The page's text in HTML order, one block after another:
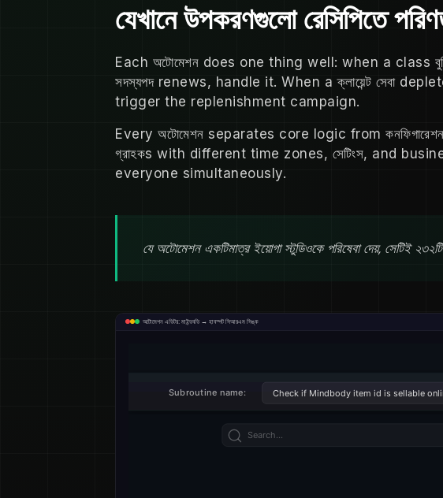
যেখানে উপকরণগুলো রেসিপিতে
Each অটোমেশন does one thing well: when a class
সদস্যপদ renews, handle it. When a ক্লায়েন্ট সেবা
trigger the replenishment campaign.
Every অটোমেশন separates core logic from
গ্রাহকs with different time zones, সেটিংস, and
everyone simultaneously.
যে অটোমেশন একটিমাত্র ইয়োগা স্টুডিওকে পরিষেবা দেয়, সেটিই
অটোমেশন এডিটর: মাইন্ডবডি → হাবস্পট সিআরএম সিঙ্ক